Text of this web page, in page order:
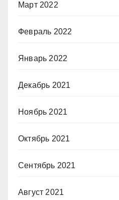
Март 2022
Февраль 2022
Январь 2022
Декабрь 2021
Ноябрь 2021
Октябрь 2021
Сентябрь 2021
Август 2021